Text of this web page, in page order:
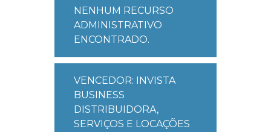
NENHUM RECURSO
ADMINISTRATIVO
ENCONTRADO.
VENCEDOR: INVISTA
BUSINESS
DISTRIBUIDORA,
SERVIÇOS E LOCAÇÕES